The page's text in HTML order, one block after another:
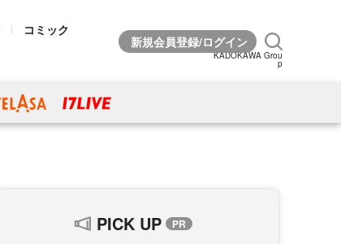
コミック
KADOKAWA Grou
p
PICK UP